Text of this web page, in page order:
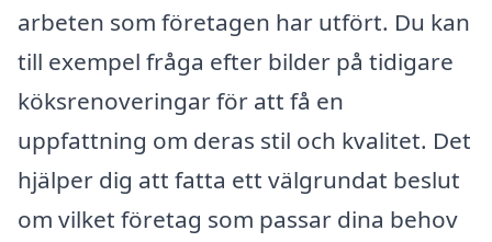
arbeten som företagen har utfört. Du kan
till exempel fråga efter bilder på tidigare
köksrenoveringar för att få en
uppfattning om deras stil och kvalitet. Det
hjälper dig att fatta ett välgrundat beslut
om vilket företag som passar dina behov